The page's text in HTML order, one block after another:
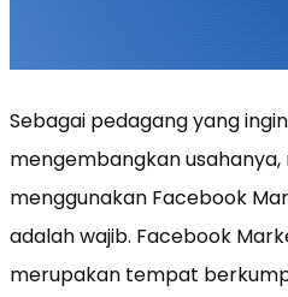
Sebagai pedagang yang
mengembangkan usahanya,
menggunakan Facebook
adalah wajib. Facebook
merupakan tempat